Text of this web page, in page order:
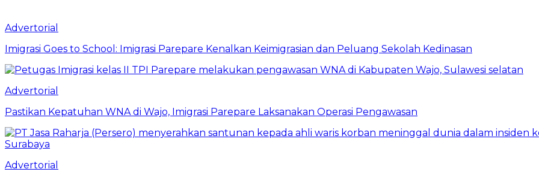
Advertorial
Imigrasi Goes to School: Imigrasi Parepare Kenalkan Keimigrasian dan Peluang Sekolah Kedinasan
Advertorial
Pastikan Kepatuhan WNA di Wajo, Imigrasi Parepare Laksanakan Operasi Pengawasan
Advertorial